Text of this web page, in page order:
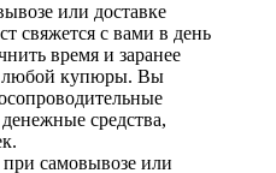
или доставке
свяжется с вами в день
время и заранее
любой купюры. Вы
средства,
самовывозе или